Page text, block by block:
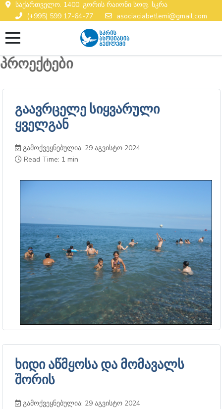
საქართველო. 1400. გორის რაიონი სოფ. სკრა
(+995) 599 17-64-77
asociaciabetlemi@gmail.com
პროექტები
გაავრცელე სიყვარული
ყველგან
გამოქვეყნებულია: 29 აგვისტო 2024
Read Time: 1 min
ხიდი აწმყოსა და მომავალს
შორის
გამოქვეყნებულია: 29 აგვისტო 2024